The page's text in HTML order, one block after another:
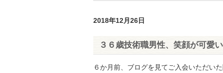
2018年12月26日
３６歳技術職男性、笑顔が可愛
６か月前、ブログを見てご入会いただい